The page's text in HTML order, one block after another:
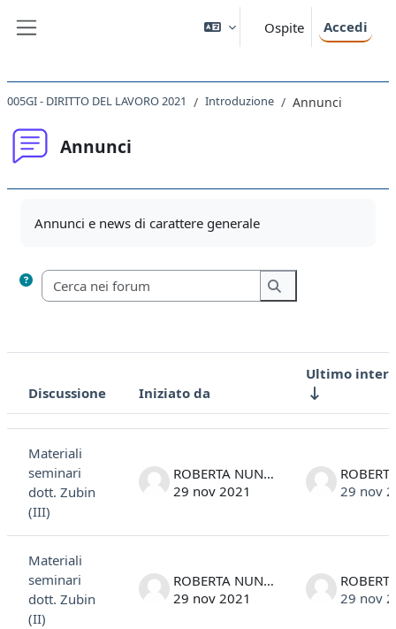
Ospite Accedi
005GI - DIRITTO DEL LAVORO 2021 Introduzione Annunci
Annunci
Annunci e news di carattere generale
Cerca nei forum
Cerca nei forum
Stato
Discussione Iniziato da
Ultimo
Materiali
seminari
dott. Zubin
(III)
ROBERTA NUNIN
29 nov 2021
29 nov
Materiali
seminari
dott. Zubin
(II)
ROBERTA NUNIN
29 nov 2021
29 nov